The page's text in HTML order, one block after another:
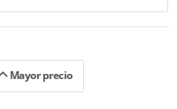
Mayor precio